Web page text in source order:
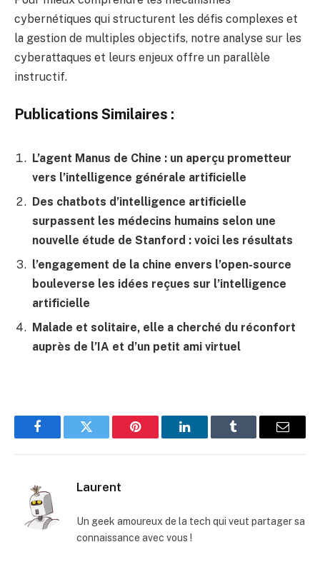
cybernétiques qui structurent les défis complexes et
la gestion de multiples objectifs, notre analyse sur les
cyberattaques et leurs enjeux offre un parallèle
instructif.
Publications Similaires :
L’agent Manus de Chine : un aperçu prometteur
vers l’intelligence générale artificielle
Des chatbots d’intelligence artificielle
surpassent les médecins humains selon une
nouvelle étude de Stanford : voici les résultats
l’engagement de la chine envers l’open-source
bouleverse les idées reçues sur l’intelligence
artificielle
Malade et solitaire, elle a cherché du réconfort
auprès de l’IA et d’un petit ami virtuel
FacebookTwitter Pinterest LinkedInTumblr
E-
Laurent
Un geek amoureux de la tech qui veut partager sa
connaissance avec vous !